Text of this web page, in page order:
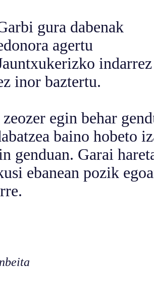
dabenak
agertu
indarrez
baztertu.
egin behar
baino hobeto
genduan. Garai
ebanean pozik